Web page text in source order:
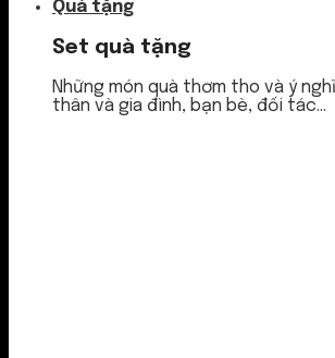
Quà tặng
Set quà tặng
Những món quà thơm tho và ý
thân và gia đình, bạn bè, đối tác...